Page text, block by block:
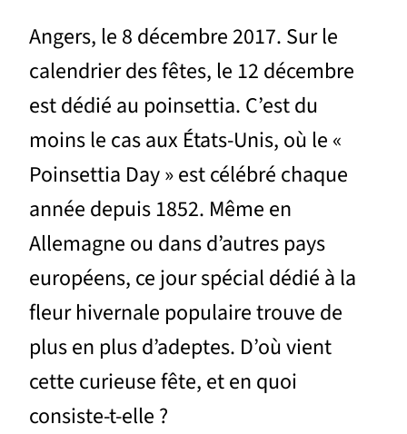
Angers, le 8 décembre 2017. Sur le
calendrier des fêtes, le 12 décembre
est dédié au poinsettia. C’est du
moins le cas aux États-Unis, où le «
Poinsettia Day » est célébré chaque
année depuis 1852. Même en
Allemagne ou dans d’autres pays
européens, ce jour spécial dédié à la
fleur hivernale populaire trouve de
plus en plus d’adeptes. D’où vient
cette curieuse fête, et en quoi
consiste-t-elle ?